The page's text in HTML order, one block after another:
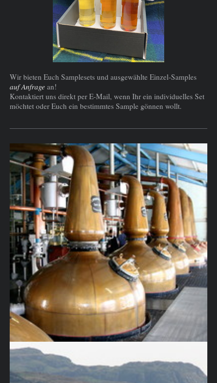
Wir bieten Euch Samplesets und ausgewählte Einzel-Samples
auf Anfrage an!
Kontaktiert uns direkt per E-Mail, wenn Ihr ein individuelles Set
möchtet oder Euch ein bestimmtes Sample gönnen wollt.